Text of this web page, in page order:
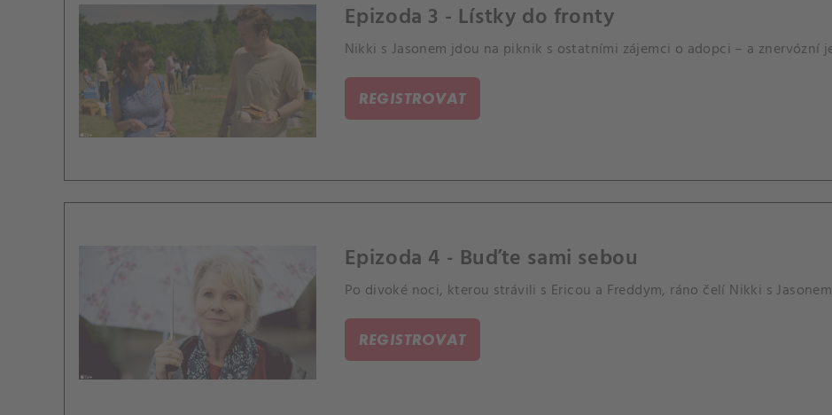
Epizoda 3 - Lístky do fronty
Nikki s Jasonem jdou na piknik s ostatními zájemci o adopci – a znervózní
REGISTROVAT
Epizoda 4 - Buďte sami sebou
Po divoké noci, kterou strávili s Ericou a Freddym, ráno čelí Nikki s
REGISTROVAT